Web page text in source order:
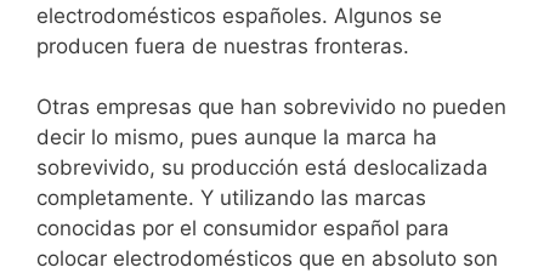
electrodomésticos españoles. Algunos se
producen fuera de nuestras fronteras.
Otras empresas que han sobrevivido no pueden
decir lo mismo, pues aunque la marca ha
sobrevivido, su producción está deslocalizada
completamente. Y utilizando las marcas
conocidas por el consumidor español para
colocar electrodomésticos que en absoluto son